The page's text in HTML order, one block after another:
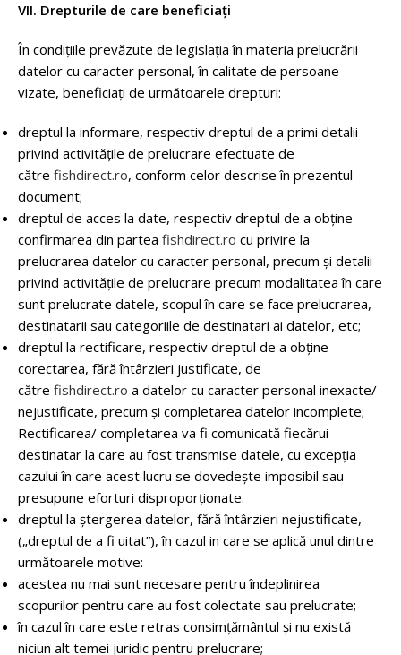
VII. Drepturile de care beneficiați
În condițiile prevăzute de legislația în materia prelucrării
datelor cu caracter personal, în calitate de persoane
vizate, beneficiați de următoarele drepturi:
dreptul la informare, respectiv dreptul de a primi detalii
privind activitățile de prelucrare efectuate de
către fishdirect.ro, conform celor descrise în prezentul
document;
dreptul de acces la date, respectiv dreptul de a obține
confirmarea din partea fishdirect.ro cu privire la
prelucrarea datelor cu caracter personal, precum și detalii
privind activitățile de prelucrare precum modalitatea în care
sunt prelucrate datele, scopul în care se face prelucrarea,
destinatarii sau categoriile de destinatari ai datelor, etc;
dreptul la rectificare, respectiv dreptul de a obține
corectarea, fără întârzieri justificate, de
către fishdirect.ro a datelor cu caracter personal inexacte/
nejustificate, precum și completarea datelor incomplete;
Rectificarea/ completarea va fi comunicată fiecărui
destinatar la care au fost transmise datele, cu excepția
cazului în care acest lucru se dovedește imposibil sau
presupune eforturi disproporționate.
dreptul la ștergerea datelor, fără întârzieri nejustificate,
(„dreptul de a fi uitat”), în cazul in care se aplică unul dintre
următoarele motive:
acestea nu mai sunt necesare pentru îndeplinirea
scopurilor pentru care au fost colectate sau prelucrate;
în cazul în care este retras consimțământul și nu există
niciun alt temei juridic pentru prelucrare;